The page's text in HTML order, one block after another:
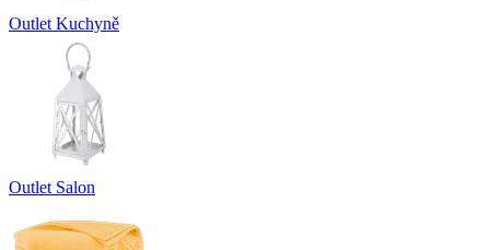
Outlet Kuchyně
Outlet Salon